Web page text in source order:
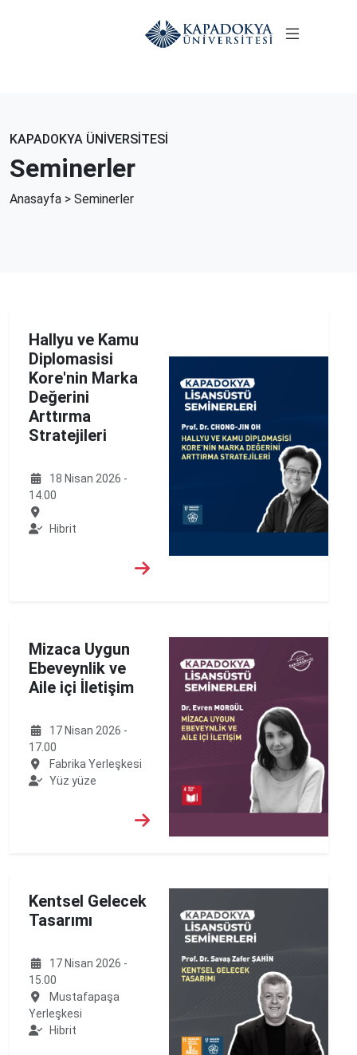
KAPADOKYA ÜNİVERSİTESİ
Seminerler
Anasayfa > Seminerler
Hallyu ve Kamu
Diplomasisi
Kore'nin Marka
Değerini
Arttırma
Stratejileri
18 Nisan 2026 -
14.00
Hibrit
Mizaca Uygun
Ebeveynlik ve
Aile içi İletişim
17 Nisan 2026 -
17.00
Fabrika Yerleşkesi
Yüz yüze
Kentsel Gelecek
Tasarımı
17 Nisan 2026 -
15.00
Mustafapaşa
Yerleşkesi
Hibrit